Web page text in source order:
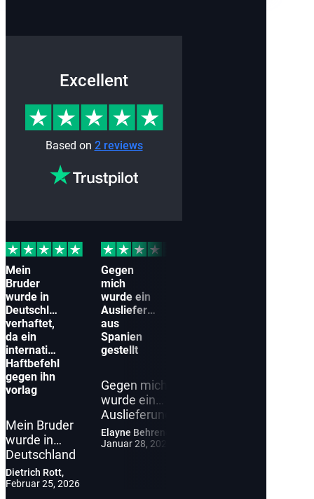
Excellent
Based on 2 reviews
Mein
Bruder
wurde in
Deutschland
verhaftet,
da ein
internationaler
Haftbefehl
gegen ihn
vorlag
Mein Bruder
wurde in
Deutschland
verhaftet, da
ein
Dietrich Rott,
Februar 25, 2026
Gegen
mich
wurde ein
Auslieferungsantrag
aus
Spanien
gestellt
Gegen mich
wurde ein
Auslieferungsantrag
aus Spanien
gestellt
Elayne Behrends,
Januar 28, 2026